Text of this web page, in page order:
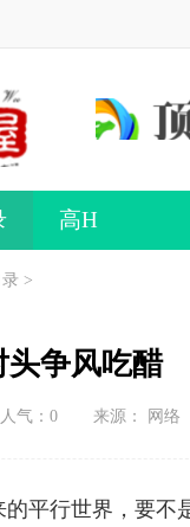
高H
>
争风吃醋
人气： 0 来源： 网络
平行世界，要不